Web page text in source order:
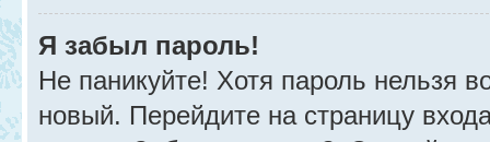
Я забыл пароль!
Не паникуйте! Хотя пароль нельзя
новый. Перейдите на страницу